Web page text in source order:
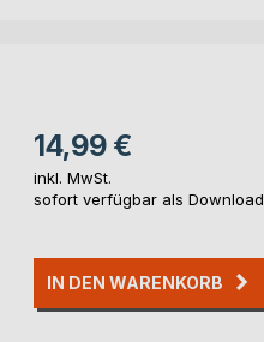
14,99 €
inkl. MwSt.
sofort verfügbar als Download
IN DEN WARENKORB